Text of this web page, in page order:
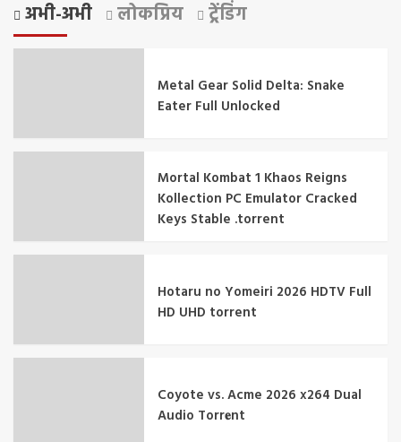
अभी-अभी लोकप्रिय ट्रेंडिंग
Metal Gear Solid Delta: Snake
Eater Full Unlocked
Mortal Kombat 1 Khaos Reigns
Kollection PC Emulator Cracked
Keys Stable .torrent
Hotaru no Yomeiri 2026 HDTV Full
HD UHD torrent
Coyote vs. Acme 2026 x264 Dual
Audio Torr𝐞nt